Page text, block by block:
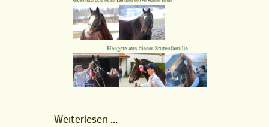
Weiterlesen …Stutenfamilie